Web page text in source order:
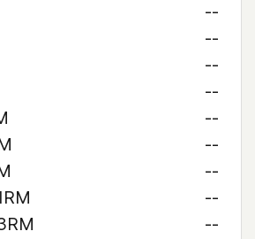
--
--
--
--
--
--
--
--
--